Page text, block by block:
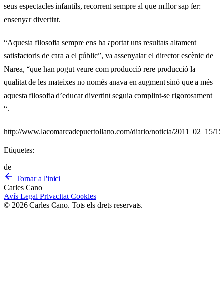
seus espectacles infantils, recorrent sempre al que millor sap fer:
ensenyar divertint.
“Aquesta filosofia sempre ens ha aportat uns resultats altament
satisfactoris de cara a el públic”, va assenyalar el director escènic de
Narea, “que han pogut veure com producció rere producció la
qualitat de les mateixes no només anava en augment sinó que a més
aquesta filosofia d’educar divertint seguia complint-se rigorosament
“.
http://www.lacomarcadepuertollano.com/diario/noticia/2011_02_15/
Etiquetes:
de
Tornar a l'inici
Carles Cano
Avís Legal Privacitat Cookies
© 2026 Carles Cano. Tots els drets reservats.